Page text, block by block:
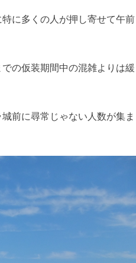
に多くの人が押し寄せて午前
の仮装期間中の混雑よりは緩
前に尋常じゃない人数が集ま